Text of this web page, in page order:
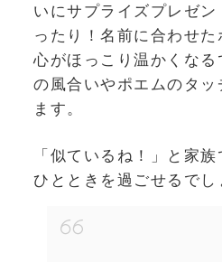
いにサプライズプレゼ
ったり！名前に合わせた
心がほっこり温かくなる
の風合いやポエムのタッ
ます。
「似ているね！」と家
ひとときを過ごせるでし